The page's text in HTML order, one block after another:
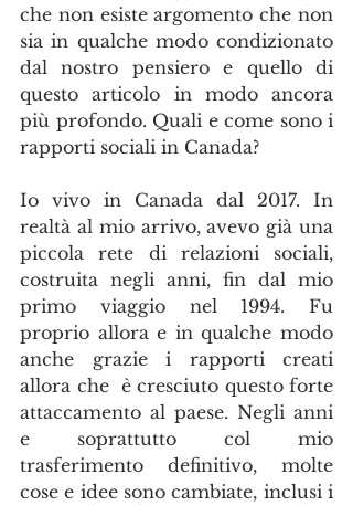
che non esiste argomento che non
sia in qualche modo condizionato
dal nostro pensiero e quello di
questo articolo in modo ancora
più profondo. Quali e come sono i
rapporti sociali in Canada?
Io vivo in Canada dal 2017. In
realtà al mio arrivo, avevo già una
piccola rete di relazioni sociali,
costruita negli anni, fin dal mio
primo viaggio nel 1994. Fu
proprio allora e in qualche modo
anche grazie i rapporti creati
allora che  è cresciuto questo forte
attaccamento al paese. Negli anni
e soprattutto col mio
trasferimento definitivo, molte
cose e idee sono cambiate, inclusi i